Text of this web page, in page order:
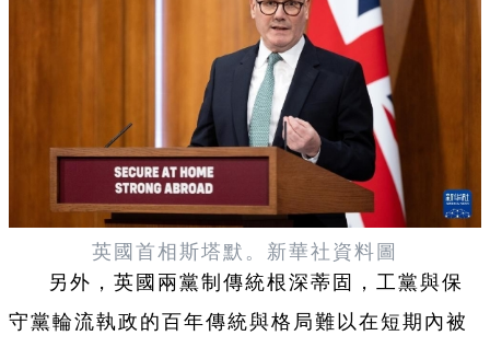
英國首相斯塔默。新華社資料圖
另外，英國兩黨制傳統根深蒂固，工黨與保
守黨輪流執政的百年傳統與格局難以在短期內被